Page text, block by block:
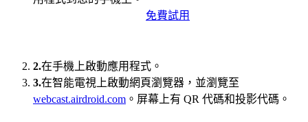
免費試用
2.在手機上啟動應用程式。
3.在智能電視上啟動網頁瀏覽器，並瀏覽至
webcast.airdroid.com 。屏幕上有 QR 代碼和投影代碼。